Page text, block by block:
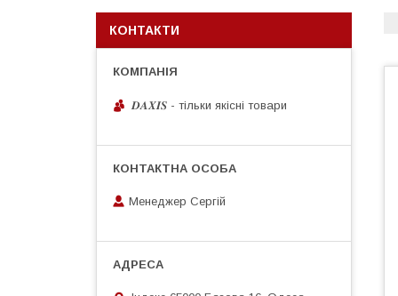
КОНТАКТИ
𝑫𝑨𝑿𝑰𝑺 - тільки якісні товари
Менеджер Сергій